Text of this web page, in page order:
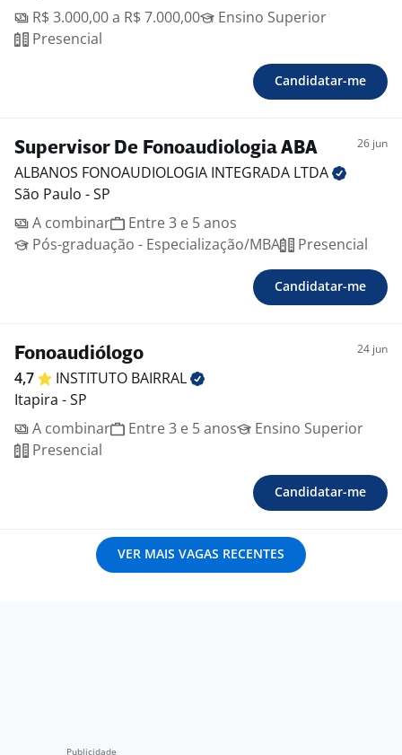
R$ 3.000,00 a R$ 7.000,00
Ensino Superior
Presencial
Candidatar-me
Supervisor De Fonoaudiologia ABA 26 jun
ALBANOS FONOAUDIOLOGIA INTEGRADA LTDA
São Paulo - SP
A combinar
Entre 3 e 5 anos
Pós-graduação - Especialização/MBA
Presencial
Candidatar-me
Fonoaudiólogo 24 jun
4,7 INSTITUTO BAIRRAL
Itapira - SP
A combinar
Entre 3 e 5 anos
Ensino Superior
Presencial
Candidatar-me
VER MAIS VAGAS RECENTES